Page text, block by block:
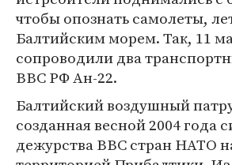
чтобы опознать самолеты,
Балтийским морем. Так, 11
сопроводили два
ВВС РФ Ан-22.
Балтийский воздушный
созданная весной 2004 года
дежурства ВВС стран НАТО